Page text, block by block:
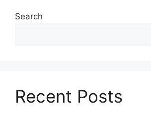
Search
Recent Posts